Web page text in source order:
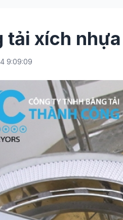
tải xích nhựa
9:09:09